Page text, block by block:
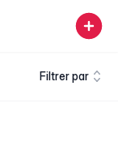
Filtrer par